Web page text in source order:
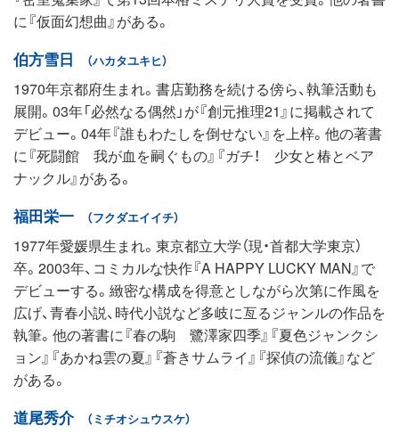
に『仮面幻想曲』がある。
伯方雪日 （ハカタユキヒ）
1970年京都府生まれ。書店勤務を続ける傍ら、執筆活動も
展開。03年「必然なる偶然」が『創元推理21』に掲載されて
デビュー。04年『誰もわたしを倒せない』を上梓。他の著書
に『死闘館 我が血を嗣ぐもの』『ガチ！ 少女と椿とベア
ナックル』がある。
福田栄一 （フクダエイイチ）
1977年愛媛県生まれ。東京都立大学（現・首都大学東京）
卒。2003年、コミカルな快作『A HAPPY LUCKY MAN』で
デビューする。緻密な構成を得意としながら次第に作風を
広げ、青春小説、時代小説など多岐に亙るジャンルの作品を
執筆。他の著書に『春の駒 鷺澤家四季』『夏色ジャンクシ
ョン』『あかね雲の夏』『蒼きサムライ』『探偵の流儀』など
がある。
道尾秀介 （ミチオシュウスケ）